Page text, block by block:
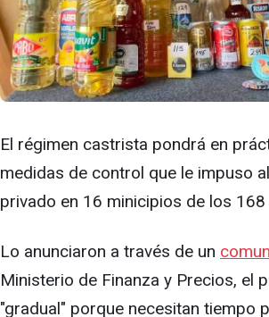
El régimen castrista pondrá en
medidas de control que le impuso
privado en 16 minicipios de los 168
Lo anunciaron a través de un
Ministerio de Finanza y Precios, el
"gradual" porque necesitan tiempo